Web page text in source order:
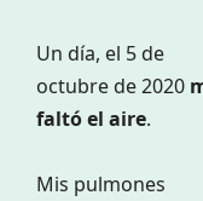
Un día, el 5 de
octubre de 2020
faltó el aire.
Mis pulmones